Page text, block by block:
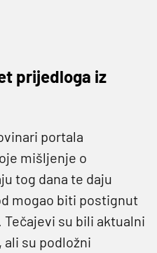
prijedloga iz
portala
mišljenje o
tog dana te daju
mogao biti postignut
su bili aktualni
su podložni